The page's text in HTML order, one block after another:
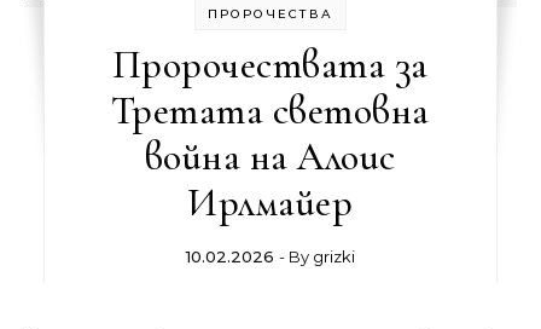
ПРОРОЧЕСТВА
Пророчествата за
Третата световна
война на Алоис
Ирлмайер
10.02.2026 - By grizki